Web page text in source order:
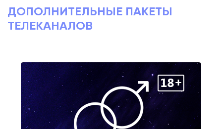
ДОПОЛНИТЕЛЬНЫЕ ПАКЕТЫ
ТЕЛЕКАНАЛОВ